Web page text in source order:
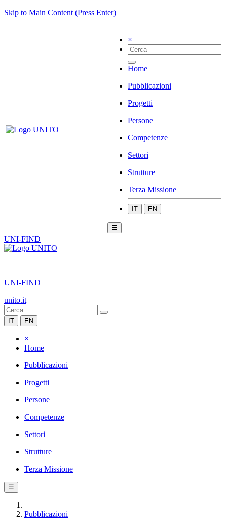
Skip to Main Content (Press Enter)
×
Home
Pubblicazioni
Progetti
Persone
Competenze
Settori
Strutture
Terza Missione
IT EN
☰
UNI-FIND
|
UNI-FIND
unito.it
IT EN
×
Home
Pubblicazioni
Progetti
Persone
Competenze
Settori
Strutture
Terza Missione
☰
Pubblicazioni